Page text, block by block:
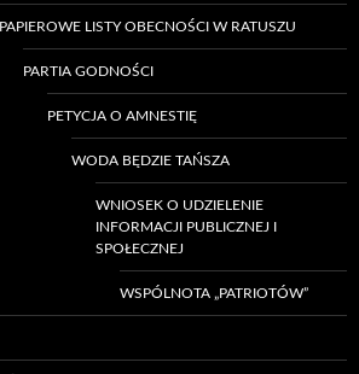
PAPIEROWE LISTY OBECNOŚCI W RATUSZU
PARTIA GODNOŚCI
PETYCJA O AMNESTIĘ
WODA BĘDZIE TAŃSZA
WNIOSEK O UDZIELENIE
INFORMACJI PUBLICZNEJ I
SPOŁECZNEJ
WSPÓLNOTA „PATRIOTÓW”